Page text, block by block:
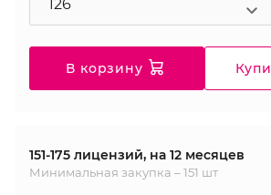
В корзину
151-175 лицензий, на 12 месяцев
Минимальная закупка – 151 шт